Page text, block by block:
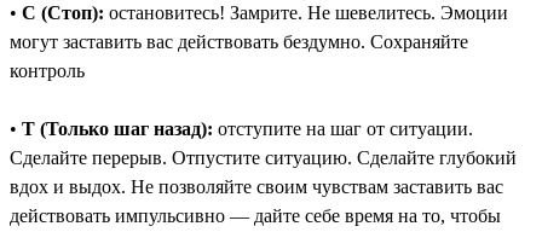
• С (Стоп): остановитесь! Замрите. Не шевелитесь. Эмоции
могут заставить вас действовать бездумно. Сохраняйте
контроль
• Т (Только шаг назад): отступите на шаг от ситуации.
Сделайте перерыв. Отпустите ситуацию. Сделайте глубокий
вдох и выдох. Не позволяйте своим чувствам заставить вас
действовать импульсивно — дайте себе время на то, чтобы